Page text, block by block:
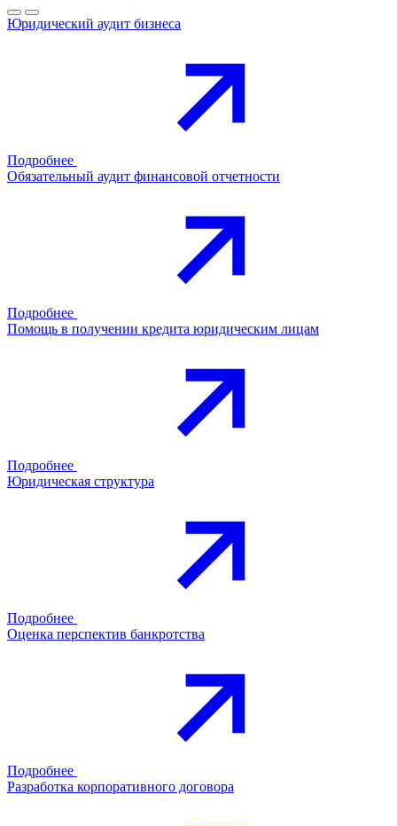
Юридический аудит бизнеса
Подробнее
Обязательный аудит финансовой отчетности
Подробнее
Помощь в получении кредита юридическим лицам
Подробнее
Юридическая структура
Подробнее
Оценка перспектив банкротства
Подробнее
Разработка корпоративного договора